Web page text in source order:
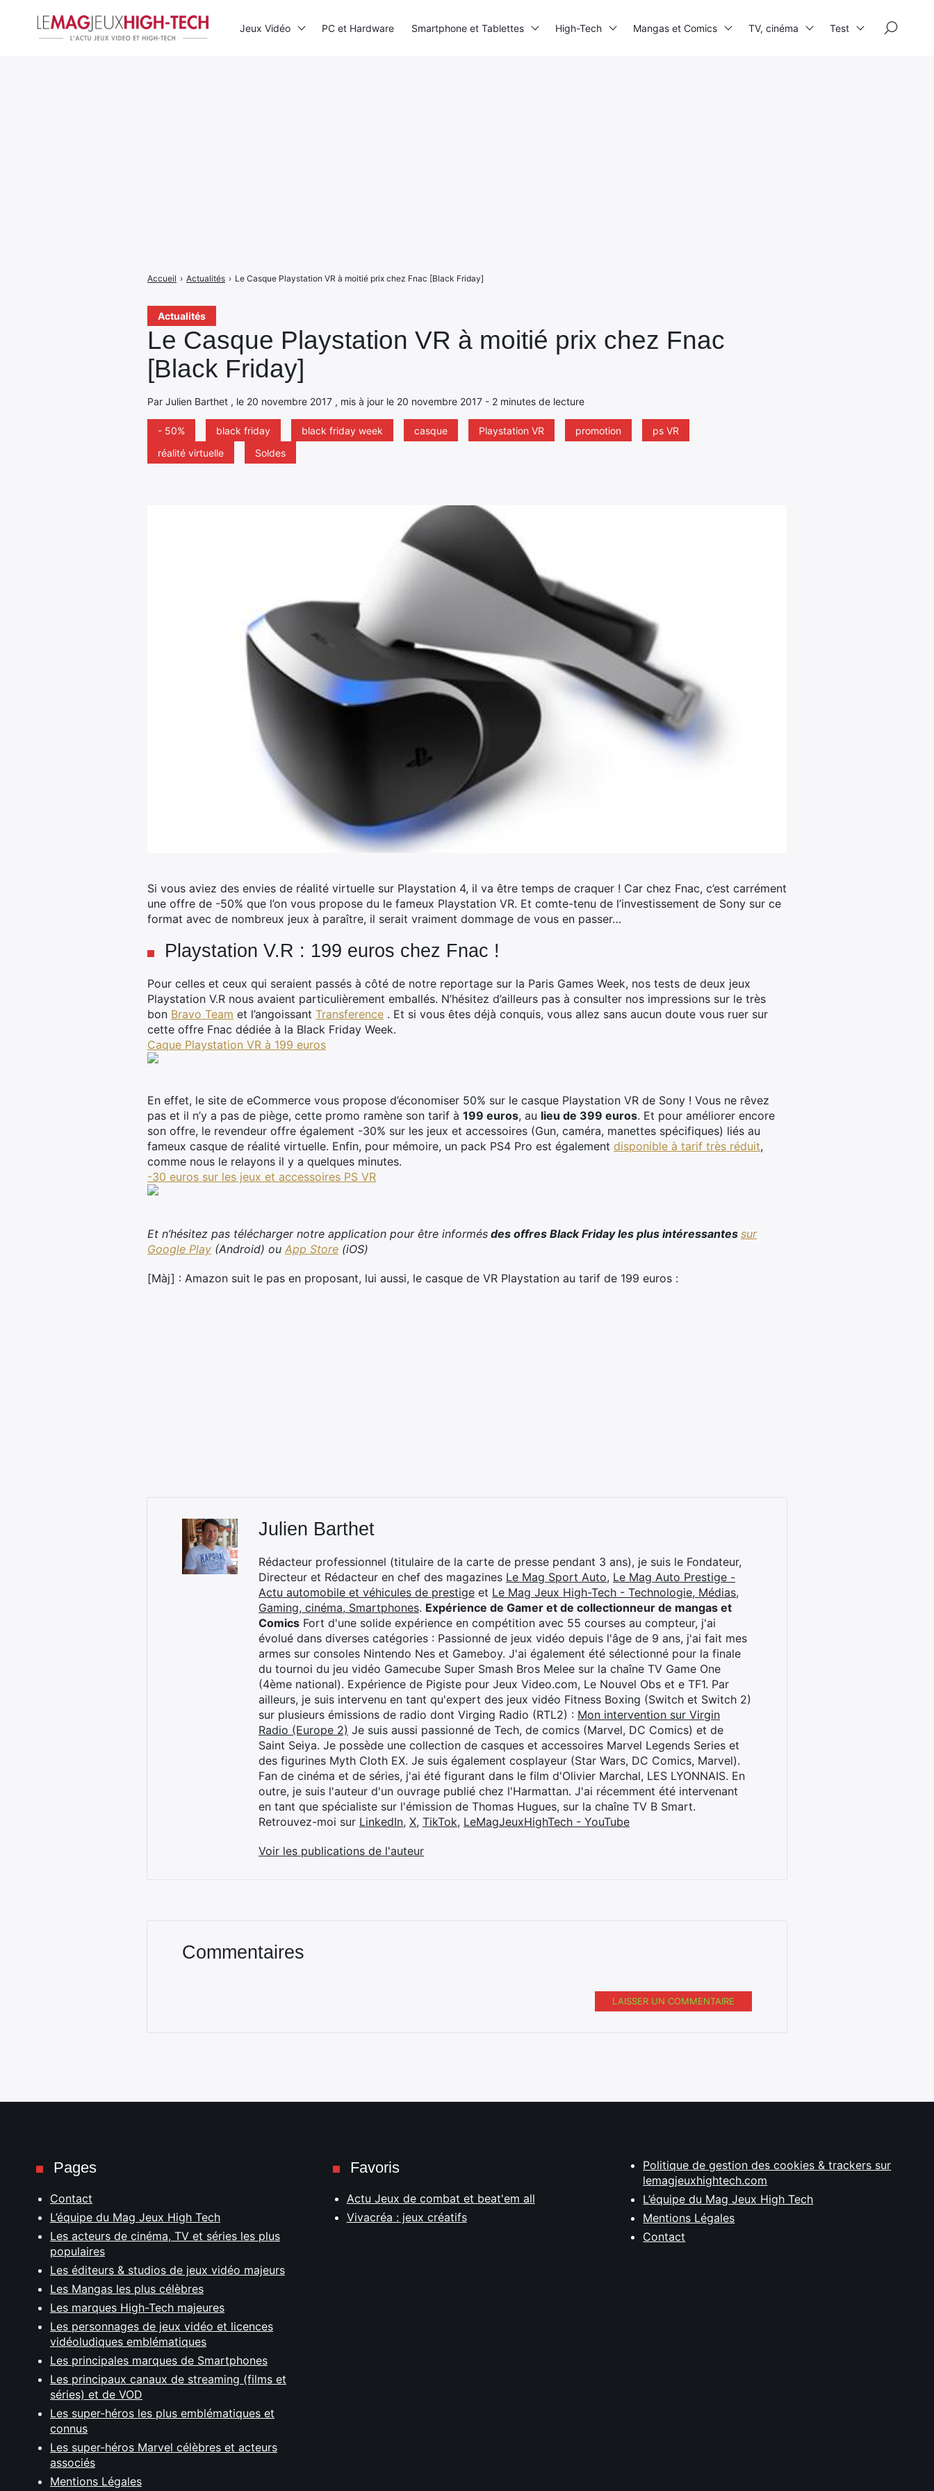
Actualités
Le Casque Playstation VR à moitié prix chez Fnac
[Black Friday]
Par Julien Barthet , le 20 novembre 2017 , mis à jour le 20 novembre 2017 - 2 minutes de lecture
- 50% black friday black friday week casque Playstation VR promotion
ps VR
réalité virtuelle
Soldes
Accueil › Actualités › Le Casque Playstation VR à moitié prix chez Fnac [Black Friday]
Si vous aviez des envies de réalité virtuelle sur Playstation 4, il va être temps de craquer ! Car chez Fnac, c’est carrément
une offre de -50% que l’on vous propose du le fameux Playstation VR. Et comte-tenu de l’investissement de Sony sur ce
format avec de nombreux jeux à paraître, il serait vraiment dommage de vous en passer…
Playstation V.R : 199 euros chez Fnac !
Pour celles et ceux qui seraient passés à côté de notre reportage sur la Paris Games Week, nos tests de deux jeux
Playstation V.R nous avaient particulièrement emballés. N’hésitez d’ailleurs pas à consulter nos impressions sur le très
bon Bravo Team et l’angoissant Transference . Et si vous êtes déjà conquis, vous allez sans aucun doute vous ruer sur
cette offre Fnac dédiée à la Black Friday Week.
Caque Playstation VR à 199 euros
En effet, le site de eCommerce vous propose d’économiser 50% sur le casque Playstation VR de Sony ! Vous ne rêvez
pas et il n’y a pas de piège, cette promo ramène son tarif à 199 euros, au lieu de 399 euros. Et pour améliorer encore
son offre, le revendeur offre également -30% sur les jeux et accessoires (Gun, caméra, manettes spécifiques) liés au
fameux casque de réalité virtuelle. Enfin, pour mémoire, un pack PS4 Pro est également disponible à tarif très réduit,
comme nous le relayons il y a quelques minutes.
-30 euros sur les jeux et accessoires PS VR
Et n’hésitez pas télécharger notre application pour être informés des offres Black Friday les plus intéressantes sur
Google Play (Android) ou App Store (iOS)
[Màj] : Amazon suit le pas en proposant, lui aussi, le casque de VR Playstation au tarif de 199 euros :
Julien Barthet
Rédacteur professionnel (titulaire de la carte de presse pendant 3 ans), je suis le Fondateur,
Directeur et Rédacteur en chef des magazines Le Mag Sport Auto, Le Mag Auto Prestige -
Actu automobile et véhicules de prestige et Le Mag Jeux High-Tech - Technologie, Médias,
Gaming, cinéma, Smartphones. Expérience de Gamer et de collectionneur de mangas et
Comics Fort d'une solide expérience en compétition avec 55 courses au compteur, j'ai
évolué dans diverses catégories : Passionné de jeux vidéo depuis l'âge de 9 ans, j'ai fait mes
armes sur consoles Nintendo Nes et Gameboy. J'ai également été sélectionné pour la finale
du tournoi du jeu vidéo Gamecube Super Smash Bros Melee sur la chaîne TV Game One
(4ème national). Expérience de Pigiste pour Jeux Video.com, Le Nouvel Obs et e TF1. Par
ailleurs, je suis intervenu en tant qu'expert des jeux vidéo Fitness Boxing (Switch et Switch 2)
sur plusieurs émissions de radio dont Virging Radio (RTL2) : Mon intervention sur Virgin
Radio (Europe 2) Je suis aussi passionné de Tech, de comics (Marvel, DC Comics) et de
Saint Seiya. Je possède une collection de casques et accessoires Marvel Legends Series et
des figurines Myth Cloth EX. Je suis également cosplayeur (Star Wars, DC Comics, Marvel).
Fan de cinéma et de séries, j'ai été figurant dans le film d'Olivier Marchal, LES LYONNAIS. En
outre, je suis l'auteur d'un ouvrage publié chez l'Harmattan. J'ai récemment été intervenant
en tant que spécialiste sur l'émission de Thomas Hugues, sur la chaîne TV B Smart.
Retrouvez-moi sur LinkedIn, X, TikTok, LeMagJeuxHighTech - YouTube
Voir les publications de l'auteur
Commentaires
LAISSER UN COMMENTAIRE
Jeux Vidéo PC et Hardware Smartphone et Tablettes High-Tech Mangas et Comics TV, cinéma Test
Pages
Contact
L’équipe du Mag Jeux High Tech
Les acteurs de cinéma, TV et séries les plus
populaires
Les éditeurs & studios de jeux vidéo majeurs
Les Mangas les plus célèbres
Les marques High-Tech majeures
Les personnages de jeux vidéo et licences
vidéoludiques emblématiques
Les principales marques de Smartphones
Les principaux canaux de streaming (films et
séries) et de VOD
Les super-héros les plus emblématiques et
connus
Les super-héros Marvel célèbres et acteurs
associés
Mentions Légales
Favoris
Actu Jeux de combat et beat'em all
Vivacréa : jeux créatifs
Politique de gestion des cookies & trackers sur
lemagjeuxhightech.com
L’équipe du Mag Jeux High Tech
Mentions Légales
Contact